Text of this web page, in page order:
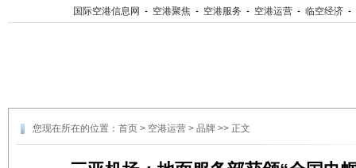
国际空港信息网 - 空港聚焦 - 空港服务 - 空港运营 - 临空经济 -
您现在所在的位置： 首页 > 空港运营 > 品牌 >> 正文